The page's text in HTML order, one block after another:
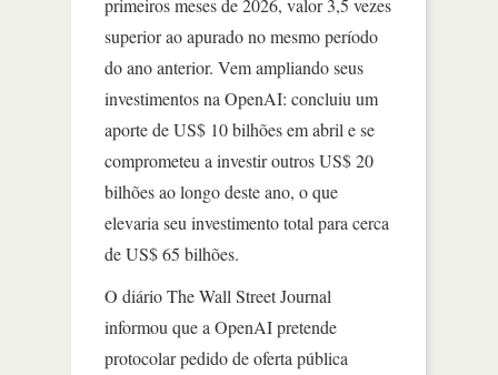
superior ao apurado no mesmo período
do ano anterior. Vem ampliando seus
investimentos na OpenAI: concluiu um
aporte de US$ 10 bilhões em abril e se
comprometeu a investir outros US$ 20
bilhões ao longo deste ano, o que
elevaria seu investimento total para cerca
de US$ 65 bilhões.
O diário The Wall Street Journal
informou que a OpenAI pretende
protocolar pedido de oferta pública